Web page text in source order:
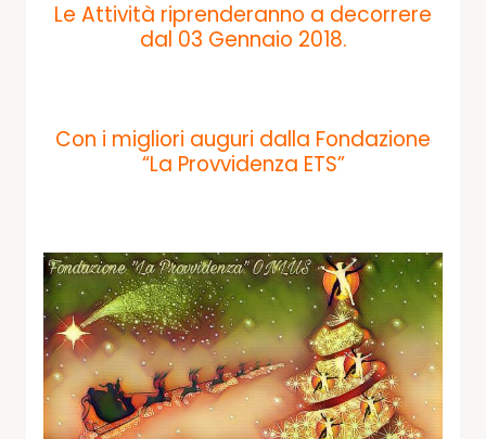
Le Attività riprenderanno a decorrere
dal 03 Gennaio 2018.
Con i migliori auguri dalla Fondazione
“La Provvidenza ETS”